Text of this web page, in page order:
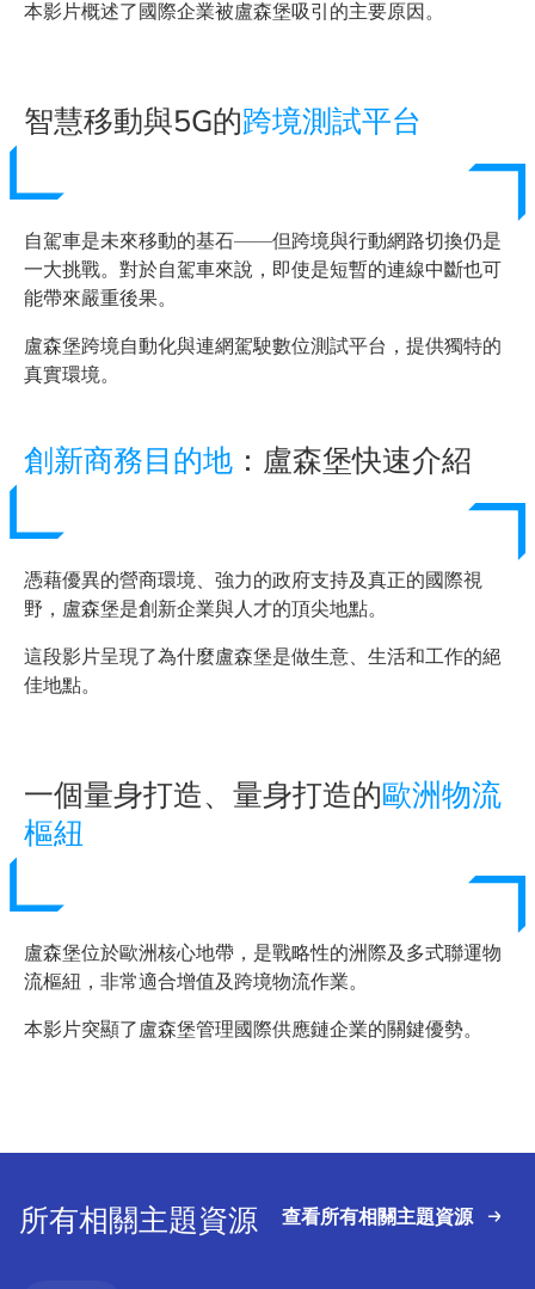
本影片概述了國際企業被盧森堡吸引的主要原因。
智慧移動與5G的跨境測試平台
自駕車是未來移動的基石——但跨境與行動網路切換仍是
一大挑戰。對於自駕車來說，即使是短暫的連線中斷也可
能帶來嚴重後果。
盧森堡跨境自動化與連網駕駛數位測試平台，提供獨特的
真實環境。
創新商務目的地 ：盧森堡快速介紹
憑藉優異的營商環境、強力的政府支持及真正的國際視
野，盧森堡是創新企業與人才的頂尖地點。
這段影片呈現了為什麼盧森堡是做生意、生活和工作的絕
佳地點。
一個量身打造、量身打造的歐洲物流
樞紐
盧森堡位於歐洲核心地帶，是戰略性的洲際及多式聯運物
流樞紐，非常適合增值及跨境物流作業。
本影片突顯了盧森堡管理國際供應鏈企業的關鍵優勢。
所有相關主題資源 查看所有相關主題資源